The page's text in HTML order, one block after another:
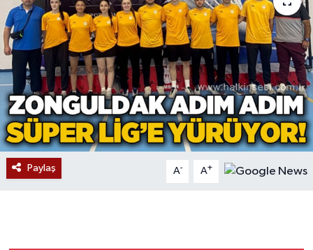
Paylaş A- A+
Devrek
Bolu
ÇEVRE
BİLİM VE TEKNOLOJİ
DUNYA